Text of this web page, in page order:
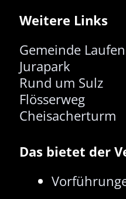
Weitere Links
Gemeinde
Jurapark
Rund um Sulz
Flösserweg
Cheisacherturm
Das bietet der